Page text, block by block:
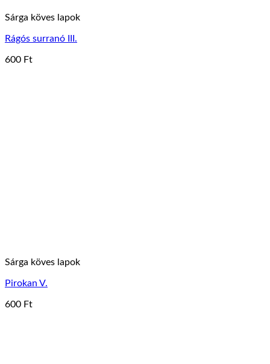
Sárga köves lapok
Rágós surranó III.
600 Ft
Sárga köves lapok
Pirokan V.
600 Ft